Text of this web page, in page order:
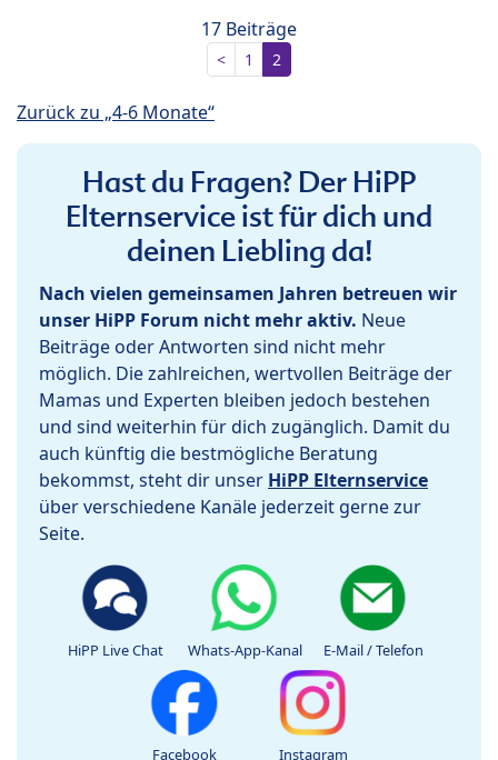
17 Beiträge
< 1 2
Zurück zu „4-6 Monate“
Hast du Fragen? Der HiPP
Elternservice ist für dich und
deinen Liebling da!
Nach vielen gemeinsamen Jahren betreuen wir
unser HiPP Forum nicht mehr aktiv. Neue
Beiträge oder Antworten sind nicht mehr
möglich. Die zahlreichen, wertvollen Beiträge der
Mamas und Experten bleiben jedoch bestehen
und sind weiterhin für dich zugänglich. Damit du
auch künftig die bestmögliche Beratung
bekommst, steht dir unser HiPP Elternservice
über verschiedene Kanäle jederzeit gerne zur
Seite.
HiPP Live Chat Whats-App-Kanal E-Mail / Telefon
Facebook Instagram